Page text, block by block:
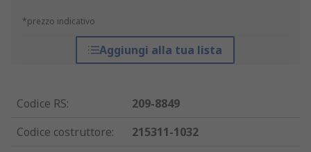
*prezzo indicativo
Aggiungi alla tua lista
Codice RS:
209-8849
Codice costruttore:
215311-1032